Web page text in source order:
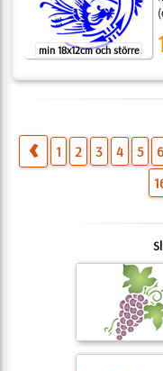
min 18x12cm och större
1 2 3 4 5 6